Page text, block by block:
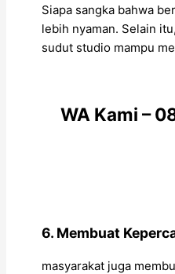
Siapa sangka bahwa
lebih nyaman. Selain
sudut studio mampu
WA Kami –
6. Membuat
masyarakat juga